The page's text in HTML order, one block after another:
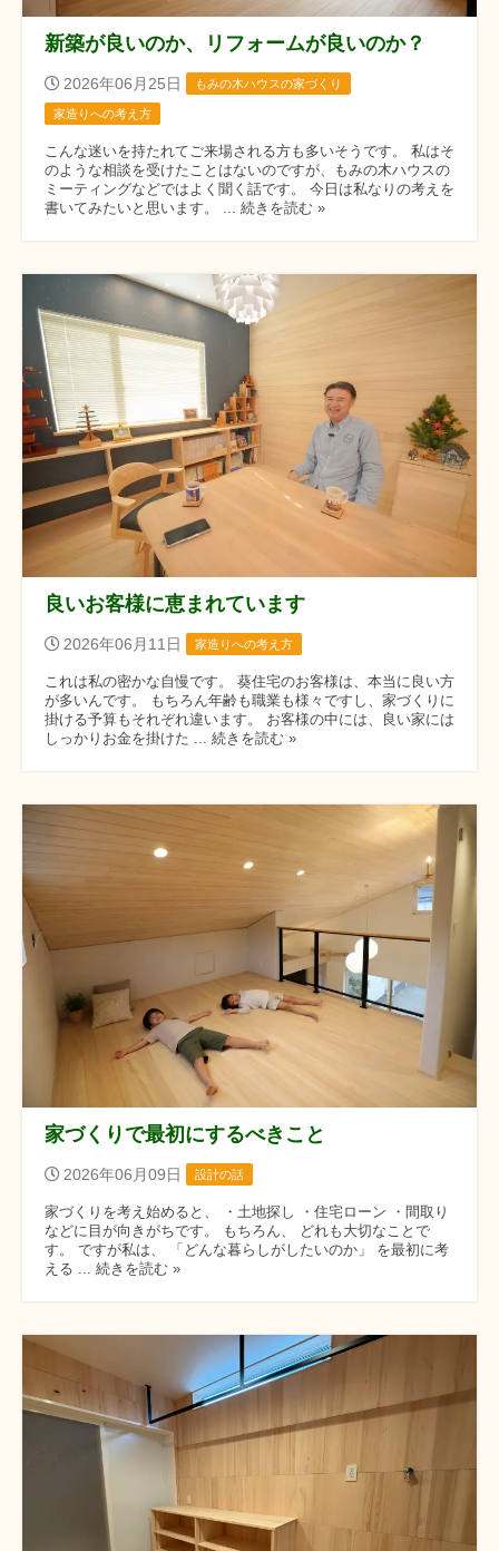
新築が良いのか、リフォームが良いのか？
2026年06月25日 もみの木ハウスの家づくり
家造りへの考え方
こんな迷いを持たれてご来場される方も多いそうです。 私はそ
のような相談を受けたことはないのですが、もみの木ハウスの
ミーティングなどではよく聞く話です。 今日は私なりの考えを
書いてみたいと思います。 ... 続きを読む »
良いお客様に恵まれています
2026年06月11日 家造りへの考え方
これは私の密かな自慢です。 葵住宅のお客様は、本当に良い方
が多いんです。 もちろん年齢も職業も様々ですし、家づくりに
掛ける予算もそれぞれ違います。 お客様の中には、良い家には
しっかりお金を掛けた ... 続きを読む »
家づくりで最初にするべきこと
2026年06月09日 設計の話
家づくりを考え始めると、 ・土地探し ・住宅ローン ・間取り
などに目が向きがちです。 もちろん、 どれも大切なことで
す。 ですが私は、 「どんな暮らしがしたいのか」 を最初に考
える ... 続きを読む »